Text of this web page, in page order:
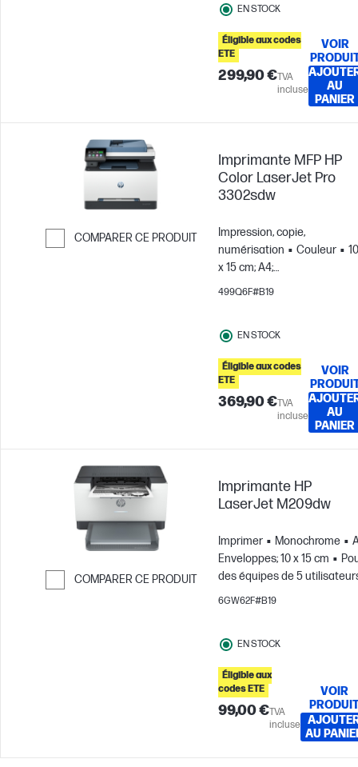
Jusqu'à 800 pages par mois
EN STOCK
Éligible aux codes
ETE
299,90 €TVA
incluse
VOIR
AU
PANIER
COMPARER CE PRODUIT
Imprimante MFP HP
Color LaserJet Pro
3302sdw
Impression, copie,
numérisation
Couleur
10
x 15 cm; A4;
Enveloppes
utilisateurs
499Q6F#B19
EN STOCK
Éligible aux codes
ETE
369,90 €TVA
incluse
VOIR
AU
PANIER
COMPARER CE PRODUIT
Imprimante HP
LaserJet M209dw
Imprimer Monochrome
Enveloppes; 10 x 15 cm
des équipes de 5
Jusqu'à 2 000 pages par
6GW62F#B19
EN STOCK
Éligible aux
codes ETE
99,00 €TVA
incluse
VOIR
AU